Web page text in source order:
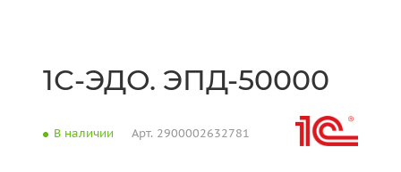
1С-ЭДО. ЭПД-50000
В наличии Арт. 2900002632781